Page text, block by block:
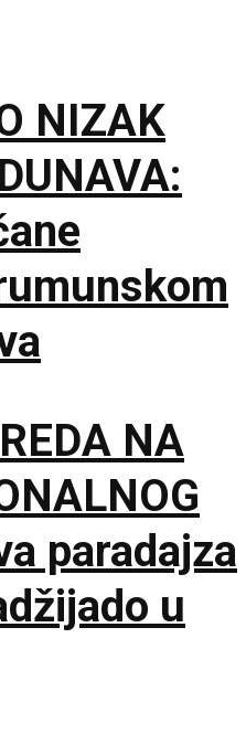
NIZAK
NA
paradajza
u